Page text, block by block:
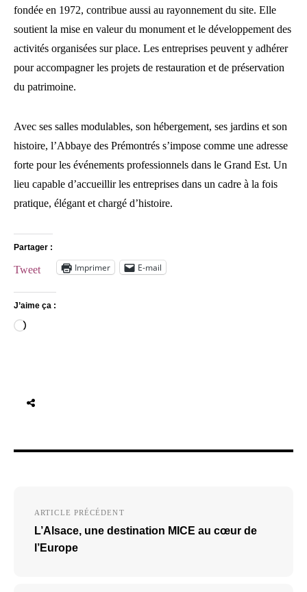
fondée en 1972, contribue aussi au rayonnement du site. Elle
soutient la mise en valeur du monument et le développement des
activités organisées sur place. Les entreprises peuvent y adhérer
pour accompagner les projets de restauration et de préservation
du patrimoine.
Avec ses salles modulables, son hébergement, ses jardins et son
histoire, l’Abbaye des Prémontrés s’impose comme une adresse
forte pour les événements professionnels dans le Grand Est. Un
lieu capable d’accueillir les entreprises dans un cadre à la fois
pratique, élégant et chargé d’histoire.
Partager :
Tweet Imprimer E-mail
J’aime ça :
Chargement…
l’article
ARTICLE PRÉCÉDENT
L’Alsace, une destination MICE au cœur de
l’Europe